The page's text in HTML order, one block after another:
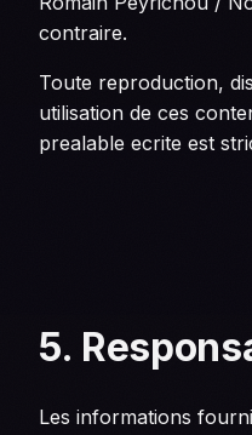
contraire.
Toute reproduction,
utilisation de ces
prealable ecrite est
5.
Les informations